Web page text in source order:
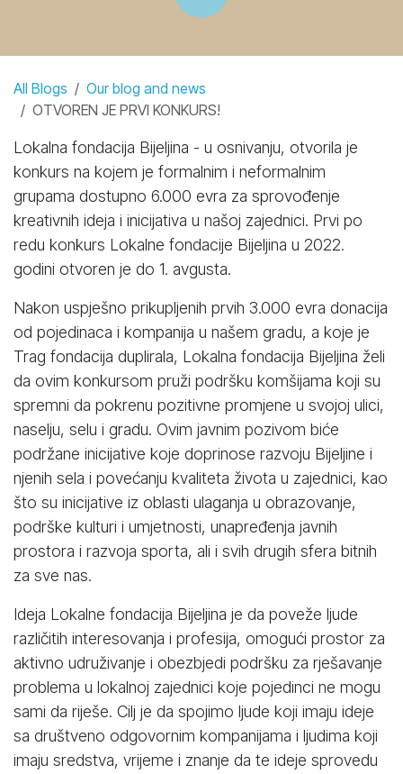
All Blogs
Our blog and news
OTVOREN JE PRVI KONKURS!
Lokalna fondacija Bijeljina - u osnivanju, otvorila je
konkurs na kojem je formalnim i neformalnim
grupama dostupno 6.000 evra za sprovođenje
kreativnih ideja i inicijativa u našoj zajednici. Prvi po
redu konkurs Lokalne fondacije Bijeljina u 2022.
godini otvoren je do 1. avgusta.
Nakon uspješno prikupljenih prvih 3.000 evra donacija
od pojedinaca i kompanija u našem gradu, a koje je
Trag fondacija duplirala, Lokalna fondacija Bijeljina želi
da ovim konkursom pruži podršku komšijama koji su
spremni da pokrenu pozitivne promjene u svojoj ulici,
naselju, selu i gradu. Ovim javnim pozivom biće
podržane inicijative koje doprinose razvoju Bijeljine i
njenih sela i povećanju kvaliteta života u zajednici, kao
što su inicijative iz oblasti ulaganja u obrazovanje,
podrške kulturi i umjetnosti, unapređenja javnih
prostora i razvoja sporta, ali i svih drugih sfera bitnih
za sve nas.
Ideja Lokalne fondacija Bijeljina je da poveže ljude
različitih interesovanja i profesija, omogući prostor za
aktivno udruživanje i obezbjedi podršku za rješavanje
problema u lokalnoj zajednici koje pojedinci ne mogu
sami da riješe. Cilj je da spojimo ljude koji imaju ideje
sa društveno odgovornim kompanijama i ljudima koji
imaju sredstva, vrijeme i znanje da te ideje sprovedu